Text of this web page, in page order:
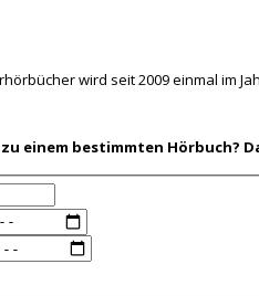
wird seit 2009 einmal im
einem bestimmten Hörbuch?